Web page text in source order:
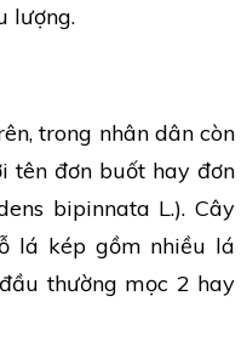
lượng.
trong nhân dân còn
tên đơn buốt hay đơn
bipinnata L.). Cây
lá kép gồm nhiều lá
thường mọc 2 hay